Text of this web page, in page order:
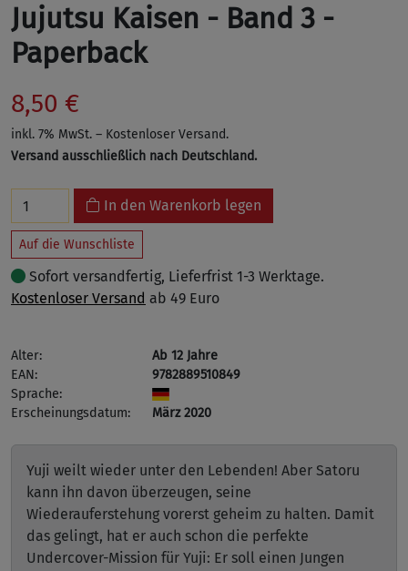
Jujutsu Kaisen - Band 3 -
Paperback
8,50 €
inkl. 7% MwSt. – Kostenloser Versand.
Versand ausschließlich nach Deutschland.
In den Warenkorb legen
Auf die Wunschliste
Sofort versandfertig, Lieferfrist 1-3 Werktage.
Kostenloser Versand ab 49 Euro
Alter:
Ab 12 Jahre
EAN:
9782889510849
Sprache:
Erscheinungsdatum:
März 2020
Yuji weilt wieder unter den Lebenden! Aber Satoru
kann ihn davon überzeugen, seine
Wiederauferstehung vorerst geheim zu halten. Damit
das gelingt, hat er auch schon die perfekte
Undercover-Mission für Yuji: Er soll einen Jungen